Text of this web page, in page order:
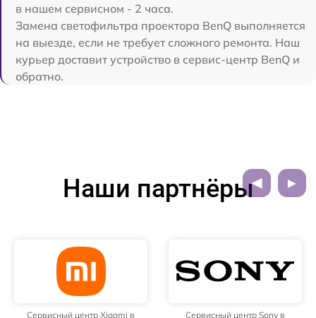
в нашем сервисном - 2 часа.
Замена светофильтра проектора BenQ выполняется
на выезде, если не требует сложного ремонта. Наш
курьер доставит устройство в сервис-центр BenQ и
обратно.
Наши партнёры
Сервисный центр Xiaomi в
Сервисный центр Sony в